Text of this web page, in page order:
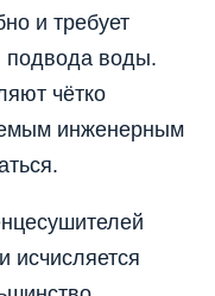
и требует
подвода воды.
чётко
инженерным
исчисляется